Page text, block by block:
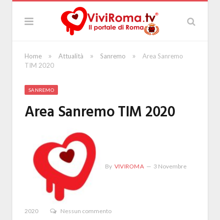
Home » Attualità » Sanremo »
Area Sanremo
TIM 2020
SANREMO
Area Sanremo TIM 2020
By VIVIROMA 3 Novembre
2020 Nessun commento